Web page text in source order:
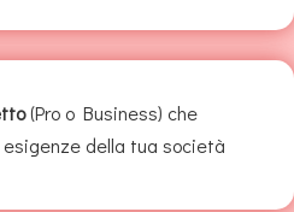
(Pro o Business) che
esigenze della tua società